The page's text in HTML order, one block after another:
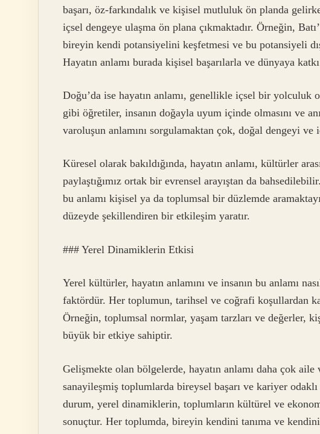
başarı, öz-farkındalık ve kişisel mutluluk ön planda
içsel dengeye ulaşma ön plana çıkmaktadır. Örneğin,
bireyin kendi potansiyelini keşfetmesi ve bu potansiyeli
Hayatın anlamı burada kişisel başarılarla ve dünyaya
Doğu’da ise hayatın anlamı, genellikle içsel bir
gibi öğretiler, insanın doğayla uyum içinde olmasını ve
varoluşun anlamını sorgulamaktan çok, doğal dengeyi ve
Küresel olarak bakıldığında, hayatın anlamı, kültürler
paylaştığımız ortak bir evrensel arayıştan da
bu anlamı kişisel ya da toplumsal bir düzlemde
düzeyde şekillendiren bir etkileşim yaratır.
### Yerel Dinamiklerin Etkisi
Yerel kültürler, hayatın anlamını ve insanın bu anlamı
faktördür. Her toplumun, tarihsel ve coğrafi koşullardan
Örneğin, toplumsal normlar, yaşam tarzları ve değerler,
büyük bir etkiye sahiptir.
Gelişmekte olan bölgelerde, hayatın anlamı daha çok
sanayileşmiş toplumlarda bireysel başarı ve kariyer
durum, yerel dinamiklerin, toplumların kültürel ve
sonuçtur. Her toplumda, bireyin kendini tanıma ve